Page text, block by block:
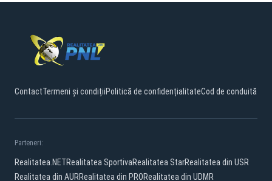
ContactTermeni și condițiiPolitică de confidențialitateCod de conduită
Parteneri:
Realitatea.NETRealitatea SportivaRealitatea StarRealitatea din USR
Realitatea din AURRealitatea din PRORealitatea din UDMR